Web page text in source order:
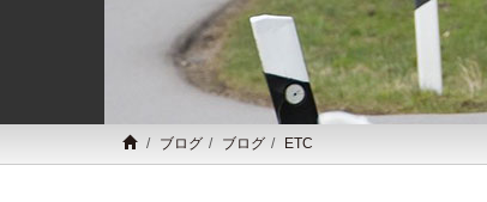
ブログ ブログ ETC